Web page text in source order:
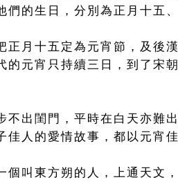
們的生日，分別為正月十五
正月十五定為元宵節，及後
的元宵只持續三日，到了宋
不出閨門，平時在白天亦難
人的愛情故事，都以元宵佳
個叫東方朔的人，上通天文